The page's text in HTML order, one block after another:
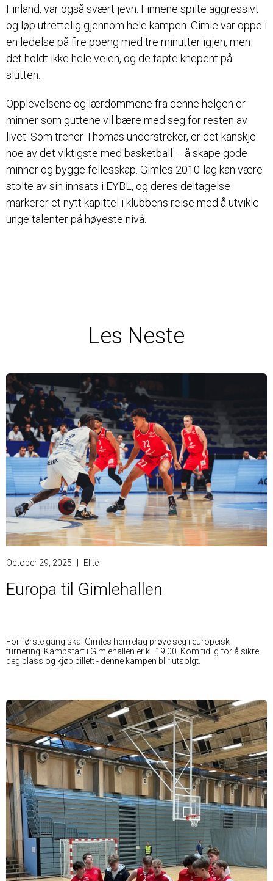
Finland, var også svært jevn. Finnene spilte aggressivt
og løp utrettelig gjennom hele kampen. Gimle var oppe i
en ledelse på fire poeng med tre minutter igjen, men
det holdt ikke hele veien, og de tapte knepent på
slutten.
Opplevelsene og lærdommene fra denne helgen er
minner som guttene vil bære med seg for resten av
livet. Som trener Thomas understreker, er det kanskje
noe av det viktigste med basketball – å skape gode
minner og bygge fellesskap. Gimles 2010-lag kan være
stolte av sin innsats i EYBL, og deres deltagelse
markerer et nytt kapittel i klubbens reise med å utvikle
unge talenter på høyeste nivå.
Les Neste
October 29, 2025 Elite
Europa til Gimlehallen
For første gang skal Gimles herrrelag prøve seg i europeisk
turnering. Kampstart i Gimlehallen er kl. 19.00. Kom tidlig for å sikre
deg plass og kjøp billett - denne kampen blir utsolgt.